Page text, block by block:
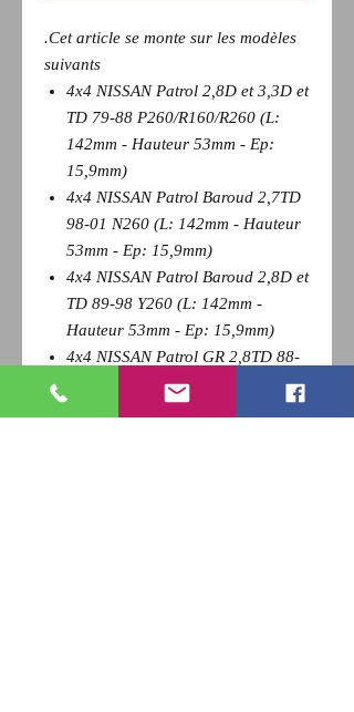
.Cet article se monte sur les modèles
suivants
4x4 NISSAN Patrol 2,8D et 3,3D et
TD 79-88 P260/R160/R260 (L:
142mm - Hauteur 53mm - Ep:
15,9mm)
4x4 NISSAN Patrol Baroud 2,7TD
98-01 N260 (L: 142mm - Hauteur
53mm - Ep: 15,9mm)
4x4 NISSAN Patrol Baroud 2,8D et
TD 89-98 Y260 (L: 142mm -
Hauteur 53mm - Ep: 15,9mm)
4x4 NISSAN Patrol GR 2,8TD 88-
97 YY60/GY60 (L: 142mm -
Hauteur 53mm - Ep: 15,9mm)